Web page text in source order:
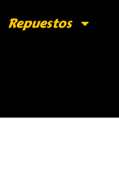
Repuestos